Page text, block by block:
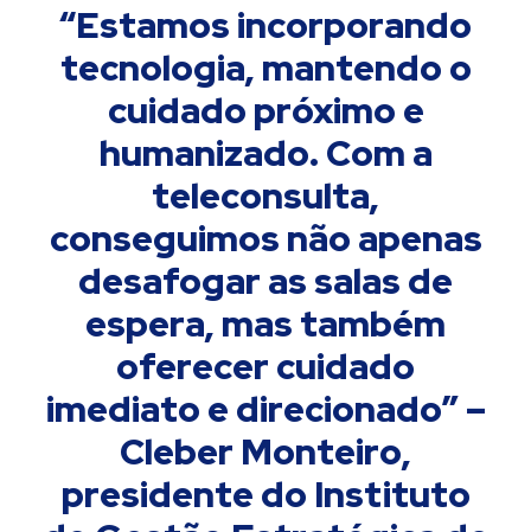
“Estamos incorporando
tecnologia, mantendo o
cuidado próximo e
humanizado. Com a
teleconsulta,
conseguimos não apenas
desafogar as salas de
espera, mas também
oferecer cuidado
imediato e direcionado” –
Cleber Monteiro,
presidente do Instituto